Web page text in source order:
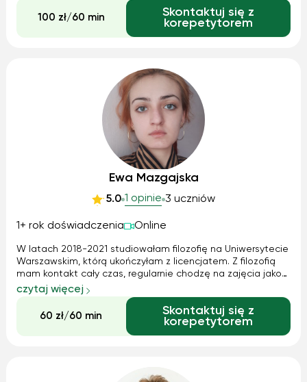
olimpiadach i tłumaczyłem matmę kolegom na ...
100 zł/60 min
Skontaktuj się z
korepetytorem
Ewa Mazgajska
5.0 1 opinie 3 uczniów
1+ rok doświadczenia Online
W latach 2018-2021 studiowałam filozofię na Uniwersytecie
Warszawskim, którą ukończyłam z licencjatem. Z filozofią
mam kontakt cały czas, regularnie chodzę na zajęcia jako
wolna słuchaczka, a konteksty filozoficzne są obecne na
wszystkich moich kierunkach studiów. Chętnie pomogę
zgłębić tę dyscyplinę - czy to od podstaw, czy jako
przygotowanie do matury, czy też jako rozszerzenie już
posiadanej wiedzy. Model pracy będzie indywidualne
czytaj więcej
60 zł/60 min
Skontaktuj się z
korepetytorem